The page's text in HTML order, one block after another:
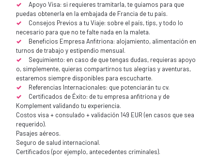
Apoyo Visa: si requieres tramitarla, te guiamos para que
puedas obtenerla en la embajada de Francia de tu país.
Consejos Previos a tu Viaje: sobre el país, tips, y todo lo
necesario para que no te falte nada en la maleta.
Beneficios Empresa Anfitriona: alojamiento, alimentación en
turnos de trabajo y estipendio mensual.
Seguimiento: en caso de que tengas dudas, requieras apoyo
o, simplemente, quieras compartirnos tus alegrías y aventuras,
estaremos siempre disponibles para escucharte.
Referencias Internacionales: que potenciarán tu cv.
Certificados de Éxito: de tu empresa anfitriona y de
Komplement validando tu experiencia.
Costos visa + consulado + validación 149 EUR (en casos que sea
requerido).
Pasajes aéreos.
Seguro de salud internacional.
Certificados (por ejemplo, antecedentes criminales).